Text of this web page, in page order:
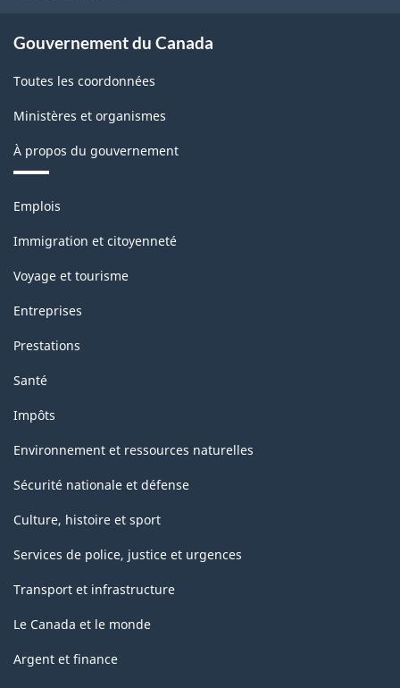
-
PDF,
110.17
Gouvernement du Canada
Toutes les coordonnées
Ministères et organismes
À propos du gouvernement
Thèmes
sujets
Emplois
Immigration et citoyenneté
Voyage et tourisme
Entreprises
Prestations
Santé
Impôts
Environnement et ressources naturelles
Sécurité nationale et défense
Culture, histoire et sport
Services de police, justice et urgences
Transport et infrastructure
Le Canada et le monde
Argent et finance